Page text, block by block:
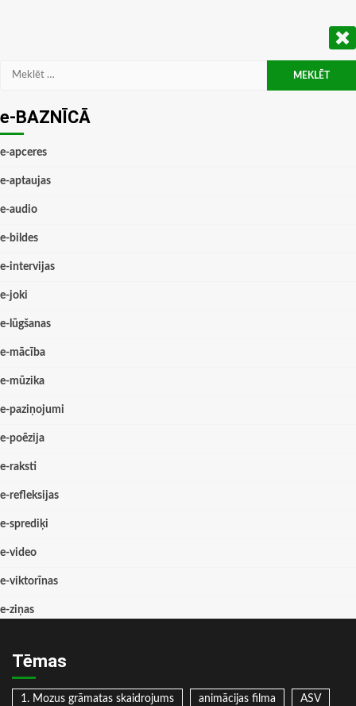
Meklēt:
e-BAZNĪCĀ
e-apceres
e-aptaujas
e-audio
e-bildes
e-intervijas
e-joki
e-lūgšanas
e-mācība
e-mūzika
e-paziņojumi
e-poēzija
e-raksti
e-refleksijas
e-sprediķi
e-video
e-viktorīnas
e-ziņas
Tēmas
1. Mozus grāmatas skaidrojums animācijas filma ASV